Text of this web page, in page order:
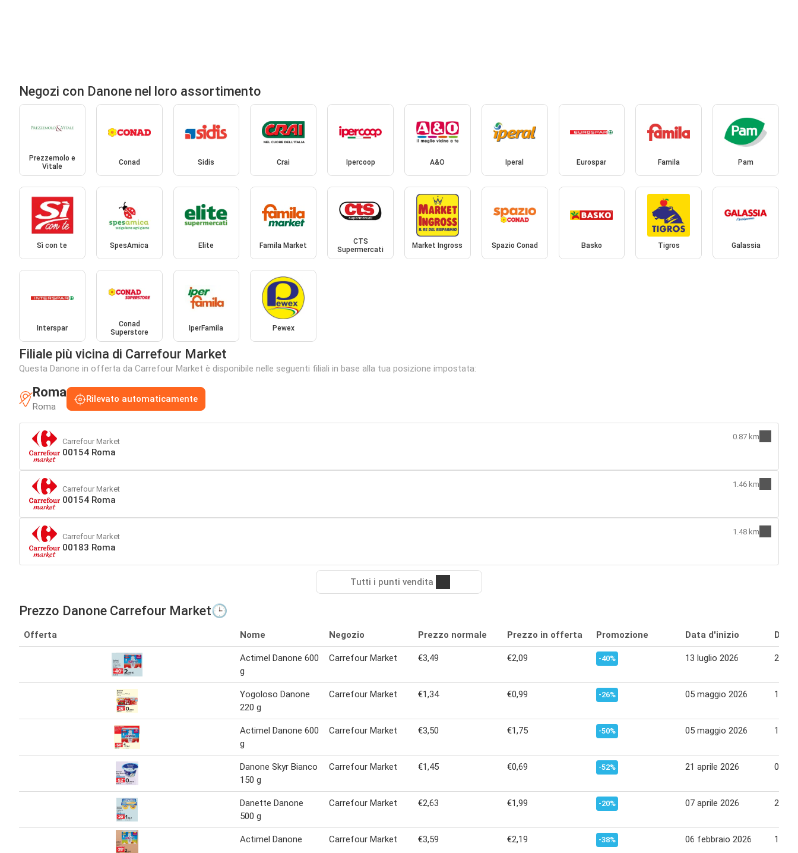
Negozi con Danone nel loro assortimento
Prezzemolo e
Vitale
Conad Sidis Crai Ipercoop A&O Iperal Eurospar Famila Pam
Sì con te SpesAmica Elite Famila Market
CTS
Supermercati
Market Ingross Spazio Conad Basko Tigros Galassia
Interspar
Conad
Superstore
IperFamila Pewex
Filiale più vicina di Carrefour Market
Questa Danone in offerta da Carrefour Market è disponibile nelle seguenti filiali in base alla tua posizione impostata:
Roma
Roma
Rilevato automaticamente
Carrefour Market
00154 Roma
0.87 km
Carrefour Market
00154 Roma
1.46 km
Carrefour Market
00183 Roma
1.48 km
Tutti i punti vendita
Prezzo Danone Carrefour Market🕒
Offerta Nome Negozio Prezzo normale Prezzo in offerta Promozione Data d'inizio Data
Actimel Danone 600
g
Carrefour Market €3,49 €2,09 -40% 13 luglio 2026 23
Yogoloso Danone
220 g
Carrefour Market €1,34 €0,99 -26% 05 maggio 2026 18
Actimel Danone 600
g
Carrefour Market €3,50 €1,75 -50% 05 maggio 2026 18
Danone Skyr Bianco
150 g
Carrefour Market €1,45 €0,69 -52% 21 aprile 2026 04
Danette Danone
500 g
Carrefour Market €2,63 €1,99 -20% 07 aprile 2026 20
Actimel Danone Carrefour Market €3,59 €2,19 -38% 06 febbraio 2026 15